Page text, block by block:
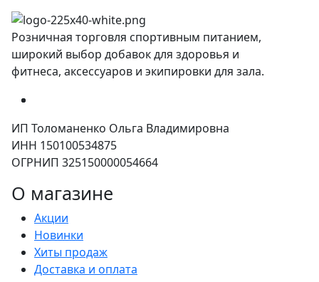
Розничная торговля спортивным питанием,
широкий выбор добавок для здоровья и
фитнеса, аксессуаров и экипировки для зала.
ИП Толоманенко Ольга Владимировна
ИНН 150100534875
ОГРНИП 325150000054664
О магазине
Акции
Новинки
Хиты продаж
Доставка и оплата